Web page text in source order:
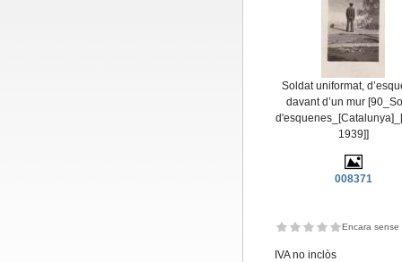
Soldat uniformat,
davant d’un mur
1939]]
008371
Encara sense
IVA no inclòs